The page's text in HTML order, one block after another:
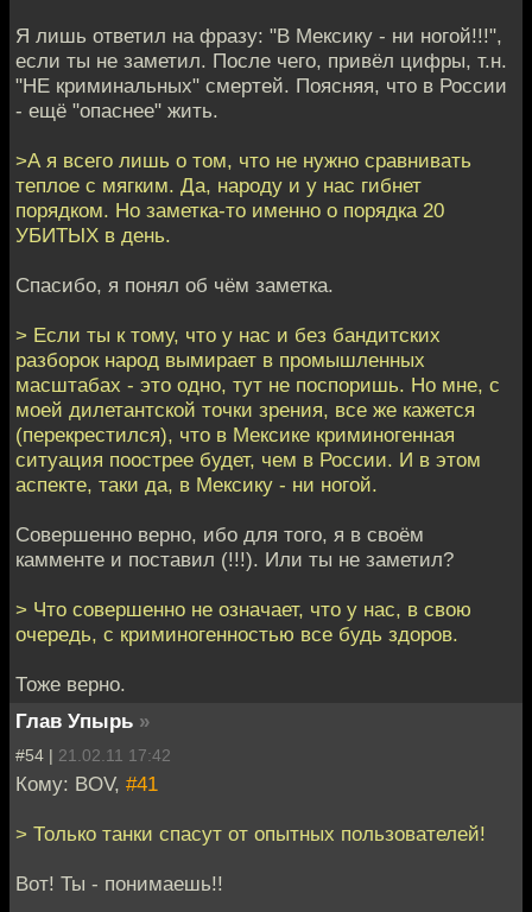
Я лишь ответил на фразу: "В Мексику - ни ногой!!!",
если ты не заметил. После чего, привёл цифры, т.н.
"НЕ криминальных" смертей. Поясняя, что в России
- ещё "опаснее" жить.
>А я всего лишь о том, что не нужно сравнивать
теплое с мягким. Да, народу и у нас гибнет
порядком. Но заметка-то именно о порядка 20
УБИТЫХ в день.
Спасибо, я понял об чём заметка.
> Если ты к тому, что у нас и без бандитских
разборок народ вымирает в промышленных
масштабах - это одно, тут не поспоришь. Но мне, с
моей дилетантской точки зрения, все же кажется
(перекрестился), что в Мексике криминогенная
ситуация поострее будет, чем в России. И в этом
аспекте, таки да, в Мексику - ни ногой.
Совершенно верно, ибо для того, я в своём
камменте и поставил (!!!). Или ты не заметил?
> Что совершенно не означает, что у нас, в свою
очередь, с криминогенностью все будь здоров.
Тоже верно.
Глав Упырь »
#54 | 21.02.11 17:42
Кому: BOV, #41
> Только танки спасут от опытных пользователей!
Вот! Ты - понимаешь!!